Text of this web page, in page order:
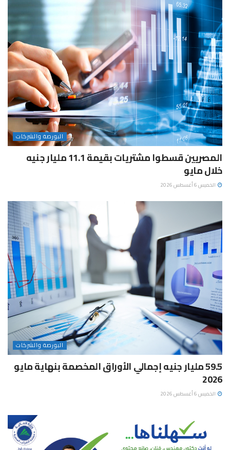
البورصة والشركات
المصريين قسطوا مشتريات بقيمة 11.1 مليار جنيه
خلال مايو
الخميس 6 أغسطس 2026
البورصة والشركات
59.5 مليار جنيه إجمالي الأوراق المخصمة بنهاية مايو
2026
الخميس 6 أغسطس 2026